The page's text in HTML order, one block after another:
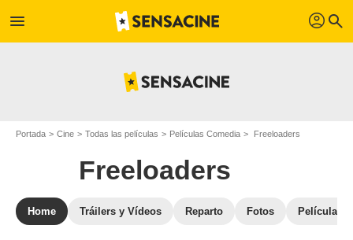
menu profil search
Portada Cine Todas las películas Películas Comedia Freeloaders
Freeloaders
Home Tráilers y Vídeos Reparto Fotos Películas